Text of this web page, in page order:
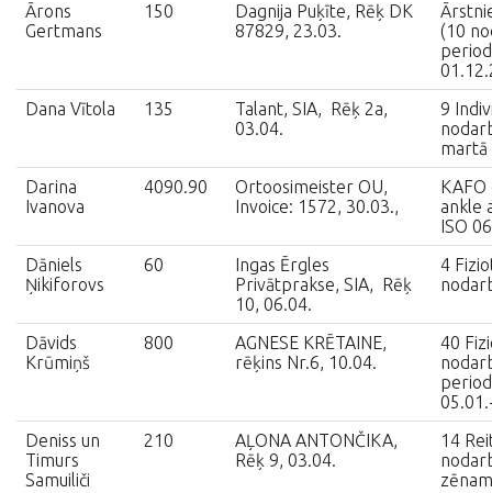
Ārons
Gertmans
150
Dagnija Puķīte, Rēķ DK
87829, 23.03.
(10
Dana Vītola
135
Talant, SIA, Rēķ 2a,
03.04.
9
martā
Darina
Ivanova
4090.90
Ortoosimeister OU,
Invoice: 1572, 30.03.,
ankle
ISO
Dāniels
Ņikiforovs
60
Ingas Ērgles
Privātprakse, SIA, Rēķ
10, 06.04.
4
Dāvids
Krūmiņš
800
AGNESE KRĒTAINE,
rēķins Nr.6, 10.04.
40
Deniss un
Timurs
Samuiliči
210
AĻONA ANTONČIKA,
Rēķ 9, 03.04.
14